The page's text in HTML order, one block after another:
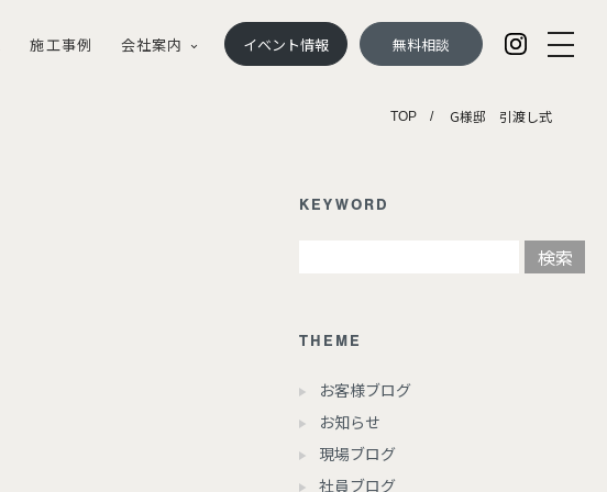
施工事例 会社案内 イベント情報 無料相談
KEYWORD
THEME
お客様ブログ
お知らせ
現場ブログ
社員ブログ
TOP G様邸 引渡し式